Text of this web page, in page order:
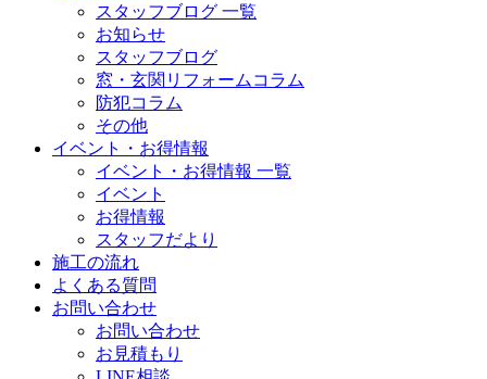
スタッフブログ 一覧
お知らせ
スタッフブログ
窓・玄関リフォームコラム
防犯コラム
その他
イベント・お得情報
イベント・お得情報 一覧
イベント
お得情報
スタッフだより
施工の流れ
よくある質問
お問い合わせ
お問い合わせ
お見積もり